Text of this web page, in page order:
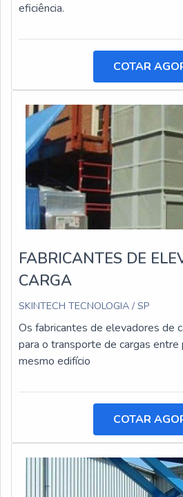
eficiência.
COTAR
FABRICANTES DE
CARGA
SKINTECH TECNOLOGIA / SP
Os fabricantes de elevadores de
para o transporte de cargas
mesmo edifício
COTAR